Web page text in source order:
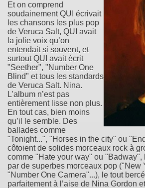
Et on comprend
soudainement QUI écrivait
les chansons les plus pop
de Veruca Salt, QUI avait
la jolie voix qu’on
entendait si souvent, et
surtout QUI avait écrit
"Seether", "Number One
Blind" et tous les standards
de Veruca Salt. Nina.
L’album n’est pas
entièrement lisse non plus.
En tout cas, bien moins
qu’il le semble. Des
ballades comme
"Tonight...", "Horses in the city" ou
côtoient de solides morceaux rock à
comme "Hate your way" ou "Badway",
par de superbes morceaux pop ("New
"Number One Camera"...), le tout
parfaitement à l’aise de Nina Gordon